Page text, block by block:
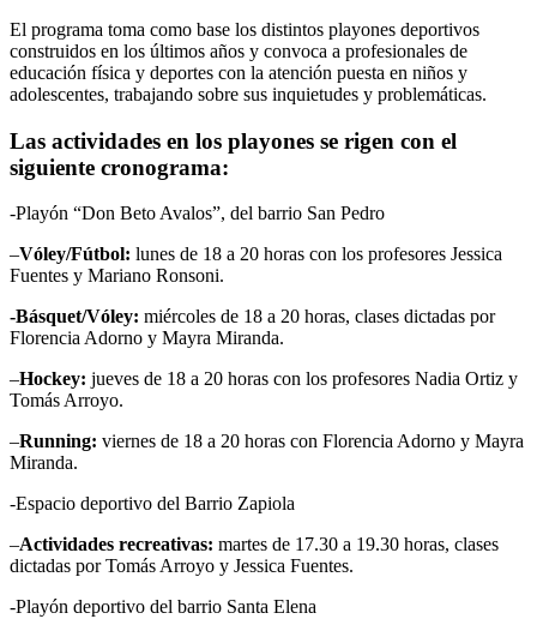
El programa toma como base los distintos playones deportivos
construidos en los últimos años y convoca a profesionales de
educación física y deportes con la atención puesta en niños y
adolescentes, trabajando sobre sus inquietudes y problemáticas.
Las actividades en los playones se rigen con el
siguiente cronograma:
-Playón “Don Beto Avalos”, del barrio San Pedro
–Vóley/Fútbol: lunes de 18 a 20 horas con los profesores Jessica
Fuentes y Mariano Ronsoni.
-Básquet/Vóley: miércoles de 18 a 20 horas, clases dictadas por
Florencia Adorno y Mayra Miranda.
–Hockey: jueves de 18 a 20 horas con los profesores Nadia Ortiz y
Tomás Arroyo.
–Running: viernes de 18 a 20 horas con Florencia Adorno y Mayra
Miranda.
-Espacio deportivo del Barrio Zapiola
–Actividades recreativas: martes de 17.30 a 19.30 horas, clases
dictadas por Tomás Arroyo y Jessica Fuentes.
-Playón deportivo del barrio Santa Elena